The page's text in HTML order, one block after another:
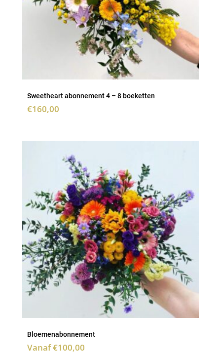
Sweetheart abonnement 4 – 8 boeketten
€160,00
Bloemenabonnement
Vanaf€100,00